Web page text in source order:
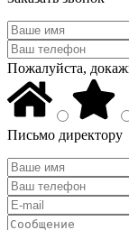
Пожалуйста,
Письмо директору